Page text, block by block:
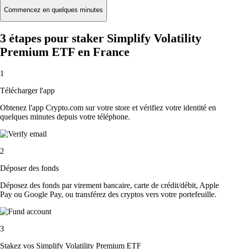
Commencez en quelques minutes
3 étapes pour staker Simplify Volatility
Premium ETF en France
1
Télécharger l'app
Obtenez l'app Crypto.com sur votre store et vérifiez votre identité en
quelques minutes depuis votre téléphone.
2
Déposer des fonds
Déposez des fonds par virement bancaire, carte de crédit/débit, Apple
Pay ou Google Pay, ou transférez des cryptos vers votre portefeuille.
3
Stakez vos Simplify Volatility Premium ETF